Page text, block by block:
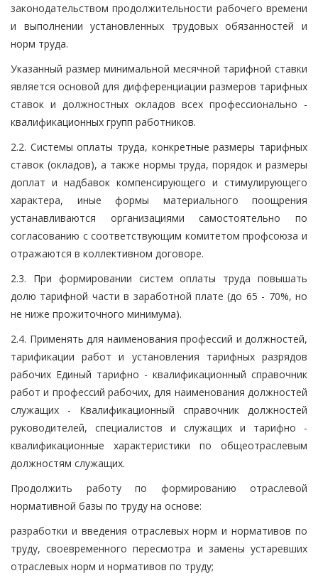
законодательством продолжительности рабочего времени
и выполнении установленных трудовых обязанностей и
норм труда.
Указанный размер минимальной месячной тарифной ставки
является основой для дифференциации размеров тарифных
ставок и должностных окладов всех профессионально -
квалификационных групп работников.
2.2. Системы оплаты труда, конкретные размеры тарифных
ставок (окладов), а также нормы труда, порядок и размеры
доплат и надбавок компенсирующего и стимулирующего
характера, иные формы материального поощрения
устанавливаются организациями самостоятельно по
согласованию с соответствующим комитетом профсоюза и
отражаются в коллективном договоре.
2.3. При формировании систем оплаты труда повышать
долю тарифной части в заработной плате (до 65 - 70%, но
не ниже прожиточного минимума).
2.4. Применять для наименования профессий и должностей,
тарификации работ и установления тарифных разрядов
рабочих Единый тарифно - квалификационный справочник
работ и профессий рабочих, для наименования должностей
служащих - Квалификационный справочник должностей
руководителей, специалистов и служащих и тарифно -
квалификационные характеристики по общеотраслевым
должностям служащих.
Продолжить работу по формированию отраслевой
нормативной базы по труду на основе:
разработки и введения отраслевых норм и нормативов по
труду, своевременного пересмотра и замены устаревших
отраслевых норм и нормативов по труду;